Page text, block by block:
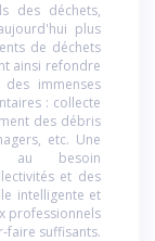
des déchets,
plus
de déchets
ainsi refondre
immenses
: collecte
des débris
etc. Une
au besoin
et des
intelligente et
professionnels
faire suffisants.